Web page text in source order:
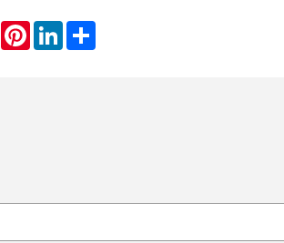
WhatsApp
PinterestLinkedIn